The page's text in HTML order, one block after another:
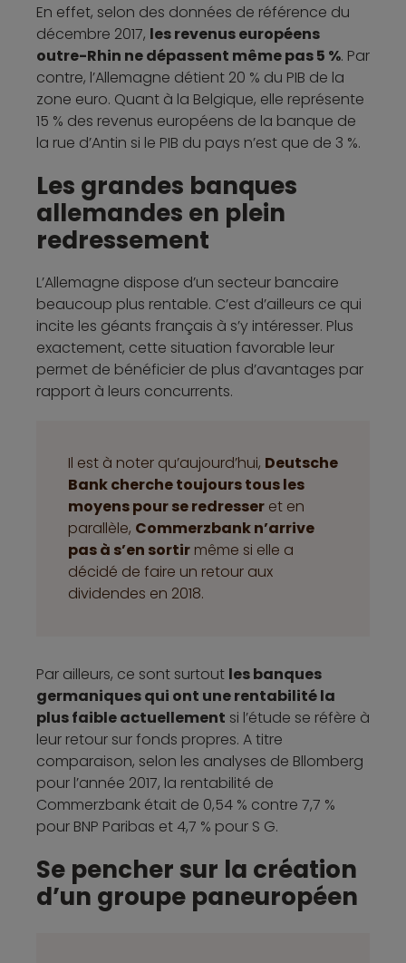
En effet, selon des données de référence du
décembre 2017, les revenus européens
outre-Rhin ne dépassent même pas 5 %. Par
contre, l’Allemagne détient 20 % du PIB de la
zone euro. Quant à la Belgique, elle représente
15 % des revenus européens de la banque de
la rue d’Antin si le PIB du pays n’est que de 3 %.
Les grandes banques
allemandes en plein
redressement
L’Allemagne dispose d’un secteur bancaire
beaucoup plus rentable. C’est d’ailleurs ce qui
incite les géants français à s’y intéresser. Plus
exactement, cette situation favorable leur
permet de bénéficier de plus d’avantages par
rapport à leurs concurrents.
Il est à noter qu’aujourd’hui, Deutsche
Bank cherche toujours tous les
moyens pour se redresser et en
parallèle, Commerzbank n’arrive
pas à s’en sortir même si elle a
décidé de faire un retour aux
dividendes en 2018.
Par ailleurs, ce sont surtout les banques
germaniques qui ont une rentabilité la
plus faible actuellement si l’étude se réfère à
leur retour sur fonds propres. A titre
comparaison, selon les analyses de Bllomberg
pour l’année 2017, la rentabilité de
Commerzbank était de 0,54 % contre 7,7 %
pour BNP Paribas et 4,7 % pour S G.
Se pencher sur la création
d’un groupe paneuropéen